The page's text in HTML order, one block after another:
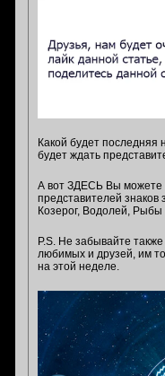
Какой будет последняя
будет ждать
А вот ЗДЕСЬ Вы можете
представителей
Козерог, Водолей, Рыбы
P.S. Не забывайте
любимых и друзей, им
на этой неделе.